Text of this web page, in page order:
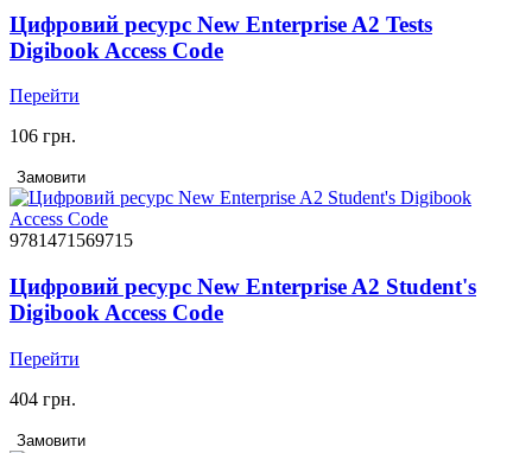
Цифровий ресурс New Enterprise A2 Tests
Digibook Access Code
Перейти
106 грн.
Замовити
9781471569715
Цифровий ресурс New Enterprise A2 Student's
Digibook Access Code
Перейти
404 грн.
Замовити